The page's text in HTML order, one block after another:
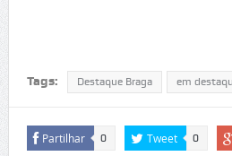
Tags: Destaque Braga em
Partilhar 0 Tweet 0